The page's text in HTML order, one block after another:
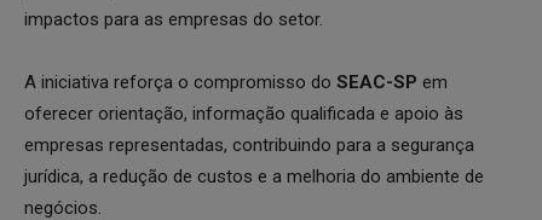
impactos para as empresas do setor.
A iniciativa reforça o compromisso do SEAC-SP em
oferecer orientação, informação qualificada e apoio às
empresas representadas, contribuindo para a segurança
jurídica, a redução de custos e a melhoria do ambiente de
negócios.